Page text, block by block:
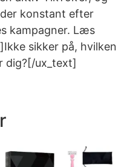
konstant efter
kampagner. Læs
sikker på, hvilken
dig?[/ux_text]